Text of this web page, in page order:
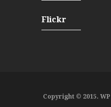
Flickr
Copyright © 2015. WP